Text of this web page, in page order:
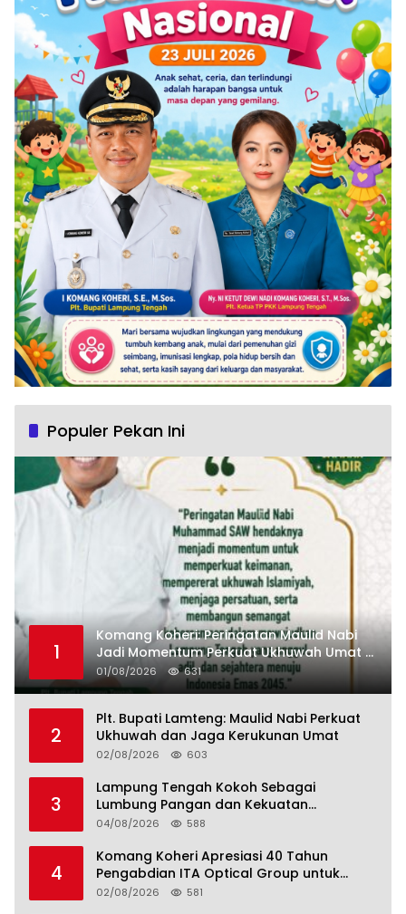
Populer Pekan Ini
1
Komang Koheri: Peringatan Maulid Nabi
Jadi Momentum Perkuat Ukhuwah Umat di
Lampung Tengah
01/08/2026 631
2
Plt. Bupati Lamteng: Maulid Nabi Perkuat
Ukhuwah dan Jaga Kerukunan Umat
02/08/2026 603
3
Lampung Tengah Kokoh Sebagai
Lumbung Pangan dan Kekuatan
Perkebunan Lampung, Komang Koheri:
Menuju Indonesia Emas 2045
04/08/2026 588
4
Komang Koheri Apresiasi 40 Tahun
Pengabdian ITA Optical Group untuk
Kesehatan Mata Masyarakat Lamteng
02/08/2026 581